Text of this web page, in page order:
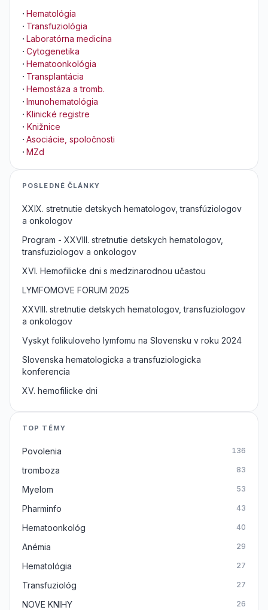
· Hematológia
· Transfuziológia
· Laboratórna medicína
· Cytogenetika
· Hematoonkológia
· Transplantácia
· Hemostáza a tromb.
· Imunohematológia
· Klinické registre
· Knižnice
· Asociácie, spoločnosti
· MZd
POSLEDNÉ ČLÁNKY
XXIX. stretnutie detskych hematologov, transfúziologov
a onkologov
Program - XXVIII. stretnutie detskych hematologov,
transfuziologov a onkologov
XVI. Hemofilicke dni s medzinarodnou učastou
LYMFOMOVE FORUM 2025
XXVIII. stretnutie detskych hematologov, transfuziologov
a onkologov
Vyskyt folikuloveho lymfomu na Slovensku v roku 2024
Slovenska hematologicka a transfuziologicka
konferencia
XV. hemofilicke dni
TOP TÉMY
Povolenia 136
tromboza 83
Myelom 53
Pharminfo 43
Hematoonkológ 40
Anémia 29
Hematológia 27
Transfuziológ 27
NOVE KNIHY 26